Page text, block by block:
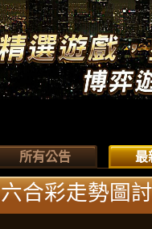
所有公告 最
六合彩走勢圖